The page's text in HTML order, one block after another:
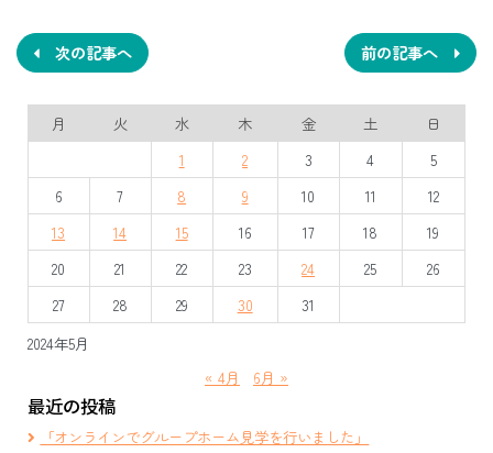
稿
ナ
ビ
ゲ
ー
シ
ョ
ン
前の記事へ
次の記事へ
2024年5月
月 火 水 木 金 土
日
1
2 3 4
5
6
7 8 9 10 11
12
13
14 15 16 17 18
19
20
21 22 23 24 25
26
27
28 29 30 31
« 4月 6月 »
最近の投稿
「オンラインでグループホーム見学を行いました」